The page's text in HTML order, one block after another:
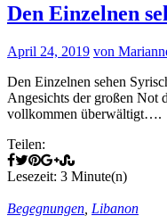
Den Einzelnen
April 24, 2019 von
Den Einzelnen sehen
Angesichts der großen Not
vollkommen überwältigt….
Teilen:
Lesezeit: 3 Minute(n)
Begegnungen Libanon